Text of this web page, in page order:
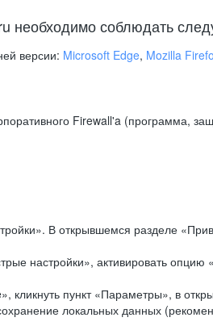
необходимо соблюдать
версии: Microsoft Edge, Mozilla
Firewall'a (программа,
В открывшемся разделе
настройки», активировать опцию
кликнуть пункт «Параметры», в
локальных данных